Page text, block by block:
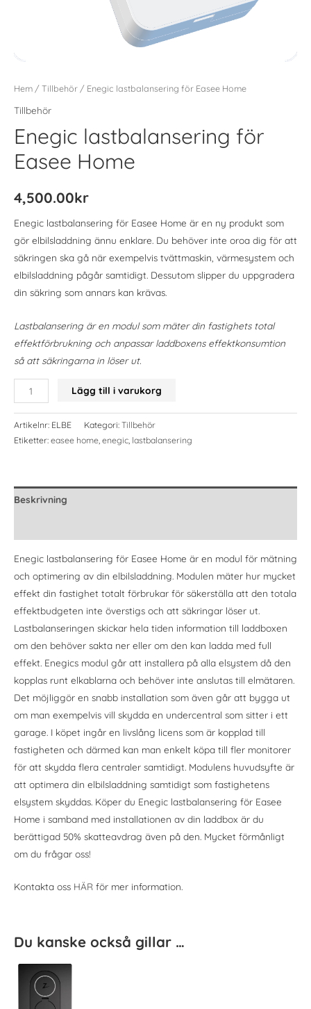
Hem /Tillbehör / Enegic lastbalansering för Easee Home
Tillbehör
Enegic lastbalansering för
Easee Home
4,500.00kr
Enegic lastbalansering för Easee Home är en ny produkt som
gör elbilsladdning ännu enklare. Du behöver inte oroa dig för att
säkringen ska gå när exempelvis tvättmaskin, värmesystem och
elbilsladdning pågår samtidigt. Dessutom slipper du uppgradera
din säkring som annars kan krävas.
Lastbalansering är en modul som mäter din fastighets total
effektförbrukning och anpassar laddboxens effektkonsumtion
så att säkringarna in löser ut.
Enegic
lastbalansering
för
Easee
Lägg till i varukorg
Artikelnr: ELBE Kategori: Tillbehör
Etiketter: easee home enegic lastbalansering
Beskrivning
Enegic lastbalansering för Easee Home är en modul för mätning
och optimering av din elbilsladdning. Modulen mäter hur mycket
effekt din fastighet totalt förbrukar för säkerställa att den totala
effektbudgeten inte överstigs och att säkringar löser ut.
Lastbalanseringen skickar hela tiden information till laddboxen
om den behöver sakta ner eller om den kan ladda med full
effekt. Enegics modul går att installera på alla elsystem då den
kopplas runt elkablarna och behöver inte anslutas till elmätaren.
Det möjliggör en snabb installation som även går att bygga ut
om man exempelvis vill skydda en undercentral som sitter i ett
garage. I köpet ingår en livslång licens som är kopplad till
fastigheten och därmed kan man enkelt köpa till fler monitorer
för att skydda flera centraler samtidigt. Modulens huvudsyfte är
att optimera din elbilsladdning samtidigt som fastighetens
elsystem skyddas. Köper du Enegic lastbalansering för Easee
Home i samband med installationen av din laddbox är du
berättigad 50% skatteavdrag även på den. Mycket förmånligt
om du frågar oss!
Kontakta oss HÄR för mer information.
Du kanske också gillar …